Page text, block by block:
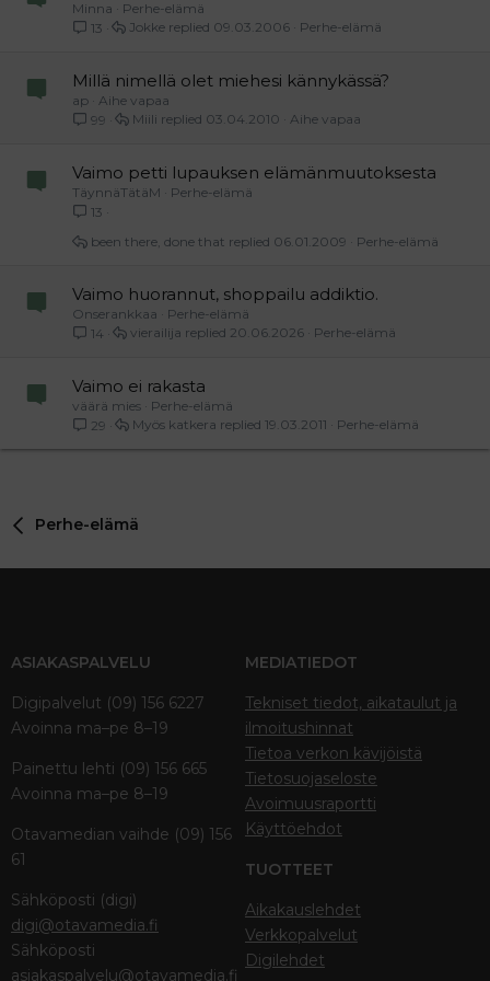
Minna
Perhe-elämä
13
Perhe-elämä
09.03.2006
Jokke
Millä nimellä olet miehesi kännykässä?
ap Aihe vapaa
99
Aihe vapaa
03.04.2010
Miili
Vaimo petti lupauksen elämänmuutoksesta
TäynnäTätäM
Perhe-elämä
13
Perhe-elämä
06.01.2009
been there, done that
Vaimo huorannut, shoppailu addiktio.
Onserankkaa
Perhe-elämä
14
Perhe-elämä
20.06.2026
vierailija
Vaimo ei rakasta
väärä mies
Perhe-elämä
29
Perhe-elämä
19.03.2011
Myös katkera
Perhe-elämä
ASIAKASPALVELU
Digipalvelut (09) 156 6227
Avoinna ma–pe 8–19
Painettu lehti (09) 156 665
Avoinna ma–pe 8–19
Otavamedian vaihde (09) 156
61
Sähköposti (digi)
digi@otavamedia.fi
Sähköposti
asiakaspalvelu@otavamedia.fi
MEDIATIEDOT
Tekniset tiedot, aikataulut ja
ilmoitushinnat
Tietoa verkon kävijöistä
Tietosuojaseloste
Avoimuusraportti
Käyttöehdot
TUOTTEET
Aikakauslehdet
Verkkopalvelut
Digilehdet